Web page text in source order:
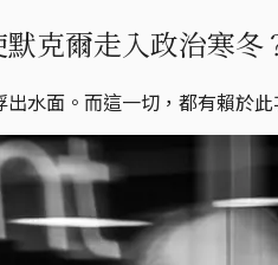
克爾走入政治寒冬
水面。而這一切，都有賴於